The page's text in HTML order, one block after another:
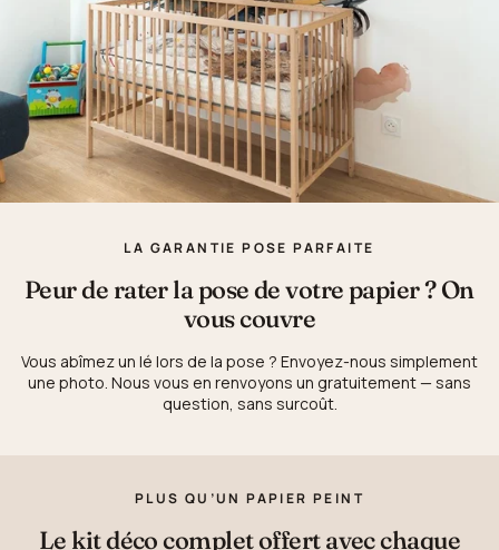
LA GARANTIE POSE PARFAITE
Peur de rater la pose de votre papier ? On
vous couvre
Vous abîmez un lé lors de la pose ? Envoyez-nous simplement
une photo. Nous vous en renvoyons un gratuitement — sans
question, sans surcoût.
PLUS QU’UN PAPIER PEINT
Le kit déco complet offert avec chaque